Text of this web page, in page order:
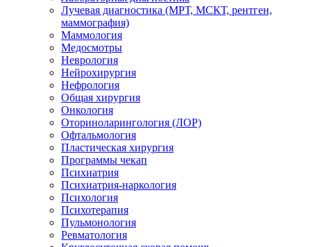
Лучевая диагностика (МРТ, МСКТ, рентген,
маммография)
Маммология
Медосмотры
Неврология
Нейрохирургия
Нефрология
Общая хирургия
Онкология
Оториноларингология (ЛОР)
Офтальмология
Пластическая хирургия
Программы чекап
Психиатрия
Психиатрия-наркология
Психология
Психотерапия
Пульмонология
Ревматология